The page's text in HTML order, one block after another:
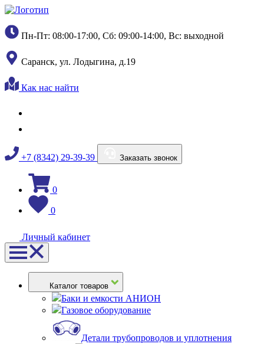
Пн-Пт: 08:00-17:00, Сб: 09:00-14:00, Вс: выходной
Саранск, ул. Лодыгина, д.19
Как нас найти
+7 (8342) 29-39-39 Заказать звонок
0
0
Личный кабинет
Каталог товаров
Баки и емкости АНИОН
Газовое оборудование
Детали трубопроводов и уплотнения